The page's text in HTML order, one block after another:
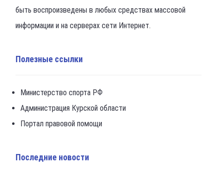
быть воспроизведены в любых средствах массовой
информации и на серверах сети Интернет.
Полезные ссылки
Министерство спорта РФ
Администрация Курской области
Портал правовой помощи
Последние новости